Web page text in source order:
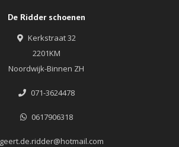
De Ridder schoenen
Kerkstraat 32
2201KM
Noordwijk-Binnen ZH
071-3624478
0617906318
geert.de.ridder@hotmail.com